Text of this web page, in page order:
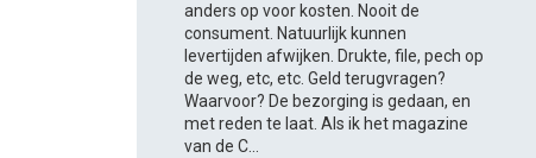
anders op voor kosten. Nooit de
consument. Natuurlijk kunnen
levertijden afwijken. Drukte, file, pech op
de weg, etc, etc. Geld terugvragen?
Waarvoor? De bezorging is gedaan, en
met reden te laat. Als ik het magazine
van de C...